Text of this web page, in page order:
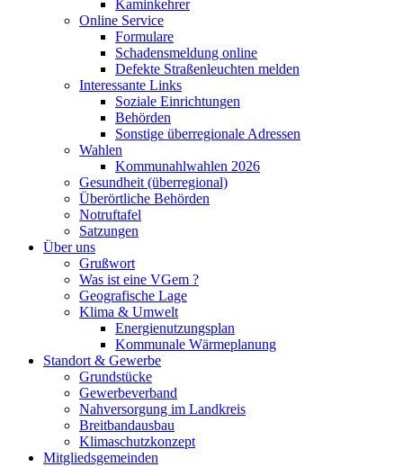
Kaminkehrer
Online Service
Formulare
Schadensmeldung online
Defekte Straßenleuchten melden
Interessante Links
Soziale Einrichtungen
Behörden
Sonstige überregionale Adressen
Wahlen
Kommunahlwahlen 2026
Gesundheit (überregional)
Überörtliche Behörden
Notruftafel
Satzungen
Über uns
Grußwort
Was ist eine VGem ?
Geografische Lage
Klima & Umwelt
Energienutzungsplan
Kommunale Wärmeplanung
Standort & Gewerbe
Grundstücke
Gewerbeverband
Nahversorgung im Landkreis
Breitbandausbau
Klimaschutzkonzept
Mitgliedsgemeinden